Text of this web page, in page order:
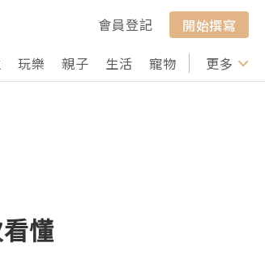
會員登記
開始撰寫
玩樂 親子 生活 寵物 行山 打卡
更多
懂